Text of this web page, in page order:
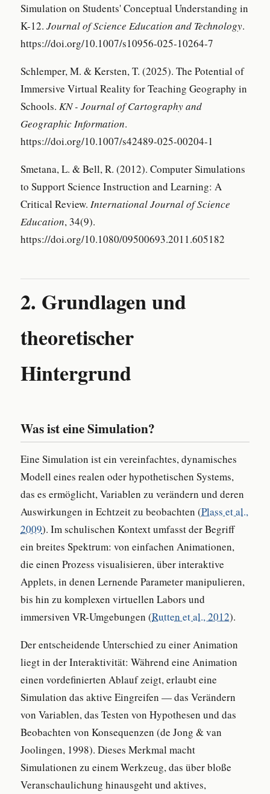
Simulation on Students' Conceptual Understanding in
K-12. Journal of Science Education and Technology.
https://doi.org/10.1007/s10956-025-10264-7
Schlemper, M. & Kersten, T. (2025). The Potential of
Immersive Virtual Reality for Teaching Geography in
Schools. KN - Journal of Cartography and
Geographic Information.
https://doi.org/10.1007/s42489-025-00204-1
Smetana, L. & Bell, R. (2012). Computer Simulations
to Support Science Instruction and Learning: A
Critical Review. International Journal of Science
Education, 34(9).
https://doi.org/10.1080/09500693.2011.605182
2. Grundlagen und
theoretischer
Hintergrund
Was ist eine Simulation?
Eine Simulation ist ein vereinfachtes, dynamisches
Modell eines realen oder hypothetischen Systems,
das es ermöglicht, Variablen zu verändern und deren
Auswirkungen in Echtzeit zu beobachten (Plass et al.,
2009). Im schulischen Kontext umfasst der Begriff
ein breites Spektrum: von einfachen Animationen,
die einen Prozess visualisieren, über interaktive
Applets, in denen Lernende Parameter manipulieren,
bis hin zu komplexen virtuellen Labors und
immersiven VR-Umgebungen (Rutten et al., 2012).
Der entscheidende Unterschied zu einer Animation
liegt in der Interaktivität: Während eine Animation
einen vordefinierten Ablauf zeigt, erlaubt eine
Simulation das aktive Eingreifen — das Verändern
von Variablen, das Testen von Hypothesen und das
Beobachten von Konsequenzen (de Jong & van
Joolingen, 1998). Dieses Merkmal macht
Simulationen zu einem Werkzeug, das über bloße
Veranschaulichung hinausgeht und aktives,